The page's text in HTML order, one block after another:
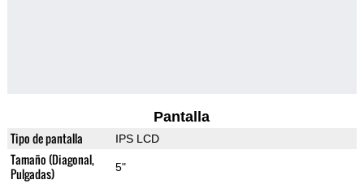
Pantalla
Tipo de pantalla IPS LCD
Tamaño (Diagonal,
Pulgadas)
5"